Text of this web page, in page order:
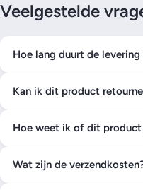
Veelgestelde
Hoe lang duurt de
Kan ik dit product
Hoe weet ik of dit
Wat zijn de